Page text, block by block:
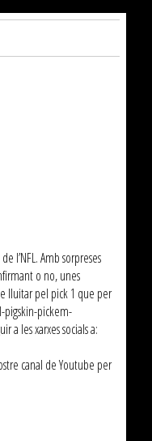
l’NFL. Amb sorpreses
o no, unes
lluitar pel pick 1 que per
pigskin-pickem-
a les xarxes socials a:
canal de Youtube per